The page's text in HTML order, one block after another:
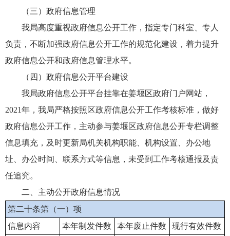
（三）政府信息管理
我局高度重视政府信息公开工作，指定专门科室、专人
负责，不断加强政府信息公开工作的规范化建设，着力提升
政府信息公开和政府信息管理水平。
（四）政府信息公开平台建设
我局政府信息公开平台挂靠在姜堰区政府门户网站，
2021年，我局严格按照区政府信息公开工作考核标准，做好
政府信息公开工作，主动参与姜堰区政府信息公开专栏调整
信息填充，及时更新局机关机构职能、机构设置、办公地
址、办公时间、联系方式等信息，未受到工作考核通报及责
任追究。
二、主动公开政府信息情况
第二十条第（一）项
信息内容
本年制发件数 本年废止件数
现行有效件数